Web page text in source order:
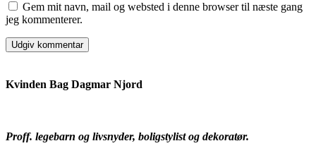
Gem mit navn, mail og websted i denne browser til næste gang
jeg kommenterer.
Kvinden Bag Dagmar Njord
Proff. legebarn og livsnyder, boligstylist og dekoratør.